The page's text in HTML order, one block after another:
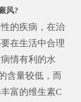
风?
的疾病，在治
在生活中合理
情有利的水
含量较低，而
富的维生素C